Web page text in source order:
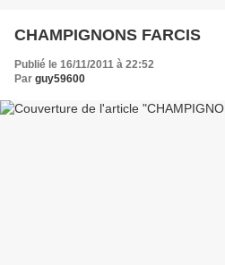
CHAMPIGNONS FARCIS
Publié le 16/11/2011 à 22:52
Par guy59600